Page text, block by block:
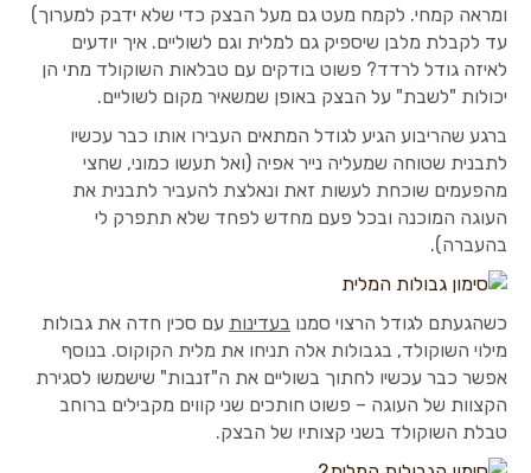
ומראה קמחי. לקמח מעט גם מעל הבצק כדי שלא ידבק למערוך)
עד לקבלת מלבן שיספיק גם למלית וגם לשוליים. איך יודעים
לאיזה גודל לרדד? פשוט בודקים עם טבלאות השוקולד מתי הן
יכולות "לשבת" על הבצק באופן שמשאיר מקום לשוליים.
ברגע שהריבוע הגיע לגודל המתאים העבירו אותו כבר עכשיו
לתבנית שטוחה שמעליה נייר אפיה (ואל תעשו כמוני, שחצי
מהפעמים שוכחת לעשות זאת ונאלצת להעביר לתבנית את
העוגה המוכנה ובכל פעם מחדש לפחד שלא תתפרק לי
בהעברה).
כשהגעתם לגודל הרצוי סמנו בעדינות עם סכין חדה את גבולות
מילוי השוקולד, בגבולות אלה תניחו את מלית הקוקוס. בנוסף
אפשר כבר עכשיו לחתוך בשוליים את ה"זנבות" שישמשו לסגירת
הקצוות של העוגה – פשוט חותכים שני קווים מקבילים ברוחב
טבלת השוקולד בשני קצותיו של הבצק.